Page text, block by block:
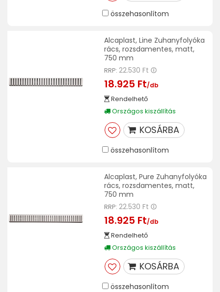
összehasonlítom
Alcaplast, Line Zuhanyfolyóka
rács, rozsdamentes, matt,
750 mm
RRP: 22.530 Ft
18.925 Ft/db
Rendelhető
Országos kiszállítás
KOSÁRBA
összehasonlítom
Alcaplast, Pure Zuhanyfolyóka
rács, rozsdamentes, matt,
750 mm
RRP: 22.530 Ft
18.925 Ft/db
Rendelhető
Országos kiszállítás
KOSÁRBA
összehasonlítom